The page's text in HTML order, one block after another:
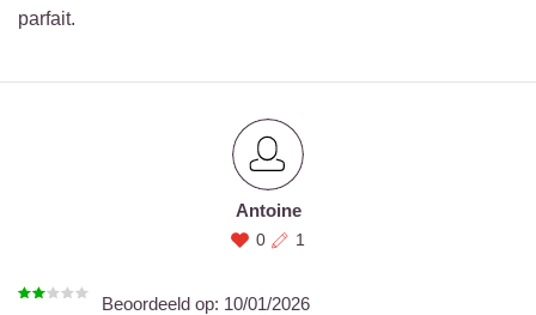
parfait.
Antoine
0 1
Beoordeeld op: 10/01/2026